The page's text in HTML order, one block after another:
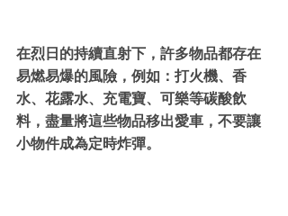
在烈日的持續直射下，許多物品都存在
易燃易爆的風險，例如：打火機、香
水、花露水、充電寶、可樂等碳酸飲
料，盡量將這些物品移出愛車，不要讓
小物件成為定時炸彈。